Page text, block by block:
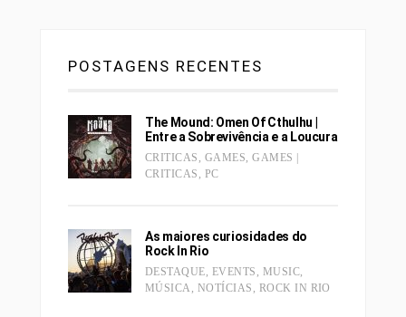
POSTAGENS RECENTES
The Mound: Omen Of Cthulhu |
Entre a Sobrevivência e a Loucura
CRITICAS , GAMES,GAMES |
CRITICAS , PC
As maiores curiosidades do
Rock In Rio
DESTAQUE, EVENTS , MUSIC,
MÚSICA , NOTÍCIAS , ROCK IN RIO